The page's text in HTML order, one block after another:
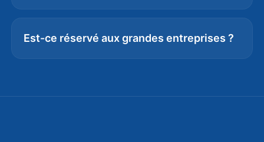
Est-ce réservé aux grandes entreprises ?